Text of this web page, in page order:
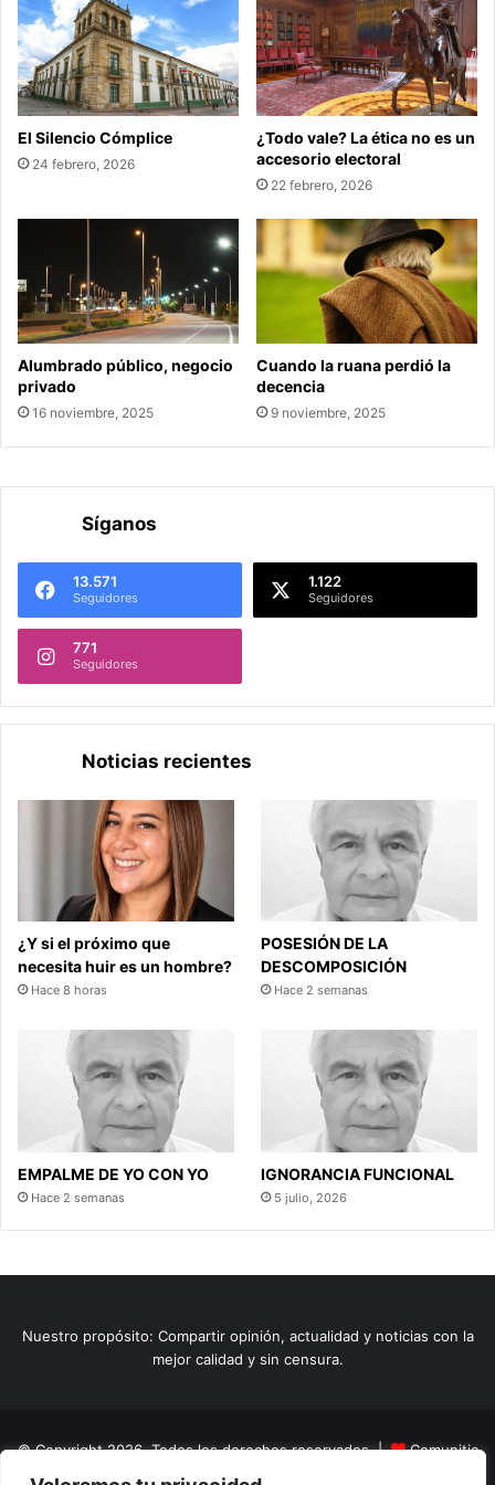
El Silencio Cómplice
24 febrero, 2026
¿Todo vale? La ética no es un
accesorio electoral
22 febrero, 2026
Alumbrado público, negocio
privado
16 noviembre, 2025
Cuando la ruana perdió la
decencia
9 noviembre, 2025
Síganos
13.571
Seguidores
1.122
Seguidores
771
Seguidores
Noticias recientes
¿Y si el próximo que
necesita huir es un hombre?
Hace 8 horas
POSESIÓN DE LA
DESCOMPOSICIÓN
Hace 2 semanas
EMPALME DE YO CON YO
Hace 2 semanas
IGNORANCIA FUNCIONAL
5 julio, 2026
Nuestro propósito: Compartir opinión, actualidad y noticias con la
mejor calidad y sin censura.
© Copyright 2026, Todos los derechos reservados |
Comunitic